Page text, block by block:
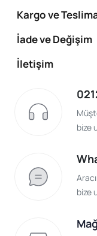
Kargo ve
İade ve Değişim
İletişim
bize
bize